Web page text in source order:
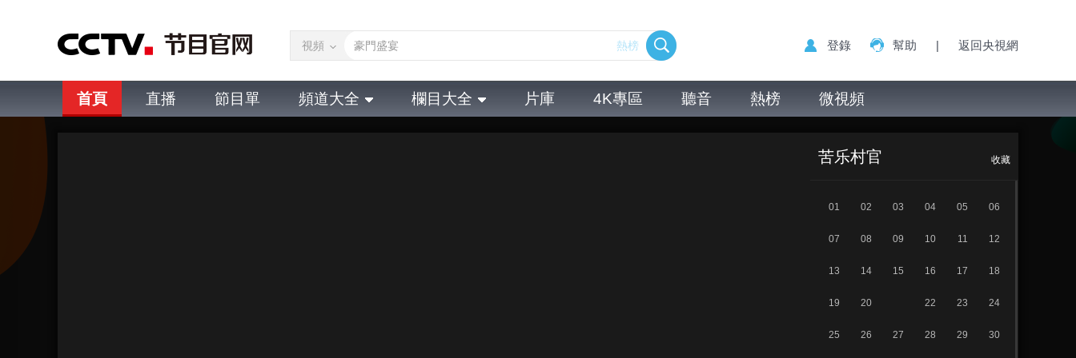
視頻 熱榜 登錄 幫助 | 返回央視網
首頁 直播 節目單 頻道大全 欄目大全 片庫 4K專區 聽音 熱榜 微視頻
苦乐村官 收藏
01 02 03 04 05 06
07 08 09 10 11 12
13 14 15 16 17 18
19 20 22 23 24
25 26 27 28 29 30